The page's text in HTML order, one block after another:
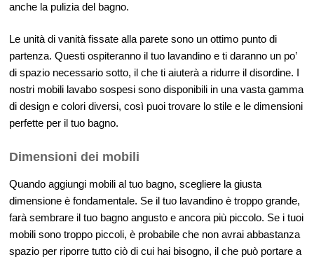
anche la pulizia del bagno.
Le unità di vanità fissate alla parete sono un ottimo punto di
partenza. Questi ospiteranno il tuo lavandino e ti daranno un po’
di spazio necessario sotto, il che ti aiuterà a ridurre il disordine. I
nostri mobili lavabo sospesi sono disponibili in una vasta gamma
di design e colori diversi, così puoi trovare lo stile e le dimensioni
perfette per il tuo bagno.
Dimensioni dei mobili
Quando aggiungi mobili al tuo bagno, scegliere la giusta
dimensione è fondamentale. Se il tuo lavandino è troppo grande,
farà sembrare il tuo bagno angusto e ancora più piccolo. Se i tuoi
mobili sono troppo piccoli, è probabile che non avrai abbastanza
spazio per riporre tutto ciò di cui hai bisogno, il che può portare a